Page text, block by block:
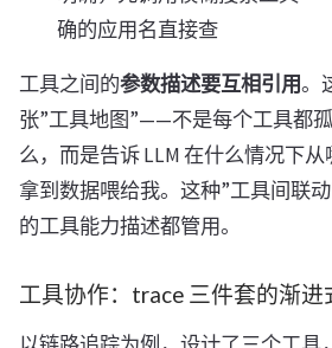
确的应用名直接查
工具之间的参数描述要互相引用。
张”工具地图”——不是每个工具都
么，而是告诉 LLM 在什么情况下
拿到数据喂给我。这种”工具间联
的工具能力描述都管用。
工具协作：trace 三件套的渐进